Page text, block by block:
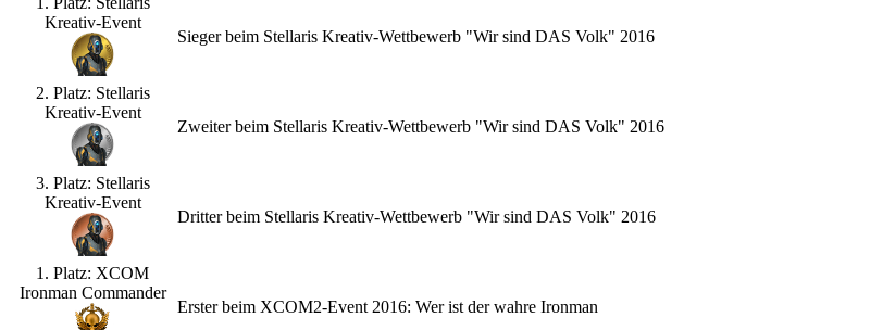
Kreativ-Event
Sieger beim Stellaris Kreativ-Wettbewerb "Wir sind DAS Volk" 2016
2. Platz: Stellaris
Kreativ-Event
Zweiter beim Stellaris Kreativ-Wettbewerb "Wir sind DAS Volk" 2016
3. Platz: Stellaris
Kreativ-Event
Dritter beim Stellaris Kreativ-Wettbewerb "Wir sind DAS Volk" 2016
1. Platz: XCOM
Ironman Commander
Erster beim XCOM2-Event 2016: Wer ist der wahre Ironman